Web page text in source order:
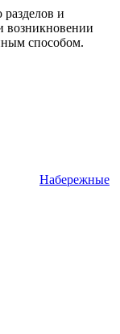
и
возникновении
способом.
Набережные